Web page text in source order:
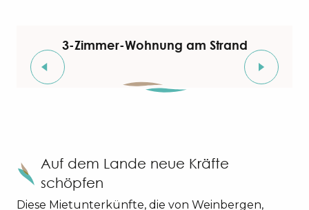
3-Zimmer-Wohnung am Strand
Auf dem Lande neue Kräfte
schöpfen
Diese Mietunterkünfte, die von Weinbergen,